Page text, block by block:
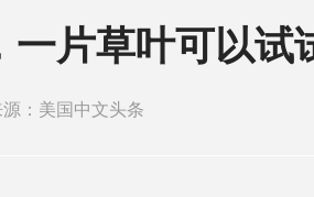
一片草叶可以
：美国中文头条